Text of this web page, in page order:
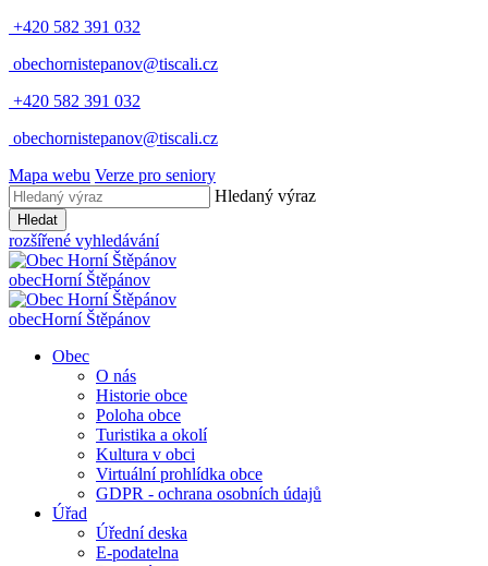
+420 582 391 032
obechornistepanov@tiscali.cz
+420 582 391 032
obechornistepanov@tiscali.cz
Mapa webu Verze pro seniory
Hledaný výraz
Hledat
rozšířené vyhledávání
obecHorní Štěpánov
obecHorní Štěpánov
Obec
O nás
Historie obce
Poloha obce
Turistika a okolí
Kultura v obci
Virtuální prohlídka obce
GDPR - ochrana osobních údajů
Úřad
Úřední deska
E-podatelna